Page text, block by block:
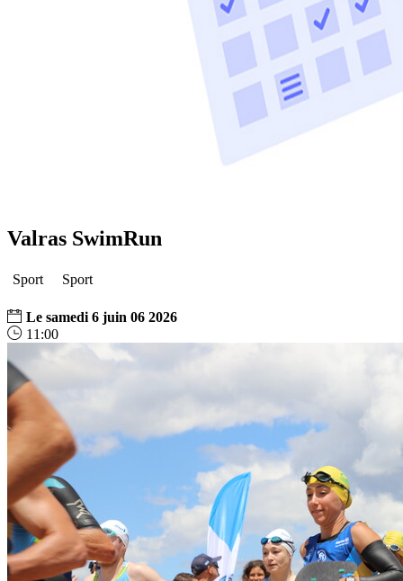
Valras SwimRun
Sport Sport
Le samedi 6 juin 06 2026
11:00